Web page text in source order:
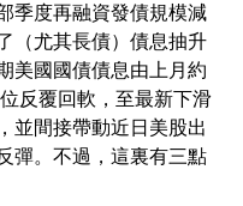
季度再融資發債規模減
（尤其長債）債息抽升
美國國債債息由上月約
反覆回軟，至最新下滑
並間接帶動近日美股出
彈。不過，這裏有三點